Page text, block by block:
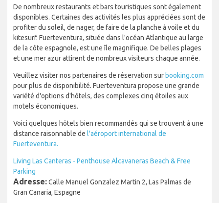
De nombreux restaurants et bars touristiques sont également
disponibles. Certaines des activités les plus appréciées sont de
profiter du soleil, de nager, de faire de la planche à voile et du
kitesurf. Fuerteventura, située dans l'océan Atlantique au large
de la côte espagnole, est une île magnifique. De belles plages
et une mer azur attirent de nombreux visiteurs chaque année.
Veuillez visiter nos partenaires de réservation sur booking.com
pour plus de disponibilité. Fuerteventura propose une grande
variété d'options d'hôtels, des complexes cinq étoiles aux
motels économiques.
Voici quelques hôtels bien recommandés qui se trouvent à une
distance raisonnable de l'aéroport international de
Fuerteventura.
Living Las Canteras - Penthouse Alcavaneras Beach & Free
Parking
Adresse:Calle Manuel Gonzalez Martin 2, Las Palmas de
Gran Canaria, Espagne